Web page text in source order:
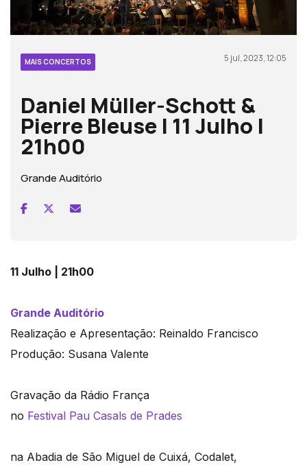
MAIS CONCERTOS 5 jul, 2023, 12:05
Daniel Müller-Schott &
Pierre Bleuse | 11 Julho |
21h00
Grande Auditório
11 Julho | 21h00
Grande Auditório
Realização e Apresentação: Reinaldo Francisco
Produção: Susana Valente
Gravação da Rádio França
no Festival Pau Casals de Prades
na Abadia de São Miguel de Cuixá, Codalet,